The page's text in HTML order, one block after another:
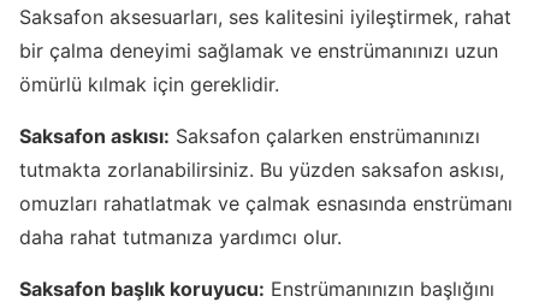
Saksafon aksesuarları, ses kalitesini iyileştirmek, rahat
bir çalma deneyimi sağlamak ve enstrümanınızı uzun
ömürlü kılmak için gereklidir.
Saksafon askısı: Saksafon çalarken enstrümanınızı
tutmakta zorlanabilirsiniz. Bu yüzden saksafon askısı,
omuzları rahatlatmak ve çalmak esnasında enstrümanı
daha rahat tutmanıza yardımcı olur.
Saksafon başlık koruyucu: Enstrümanınızın başlığını